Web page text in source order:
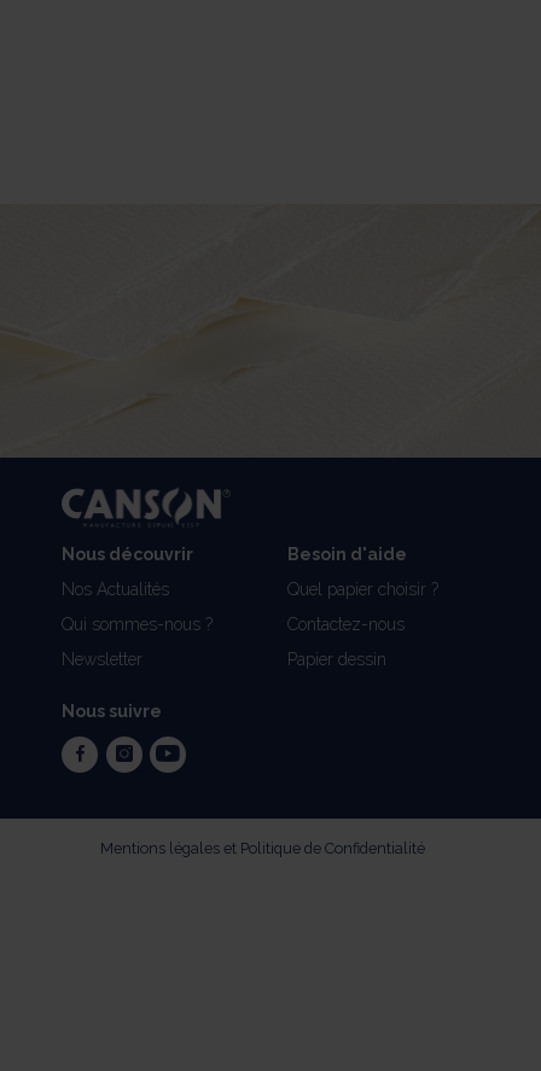
Nous découvrir
Nos Actualités
Qui sommes-nous ?
Newsletter
Besoin d'aide
Quel papier choisir ?
Contactez-nous
Papier dessin
Nous suivre
facebookinstagram
youtube
Mentions légales et Politique de Confidentialité